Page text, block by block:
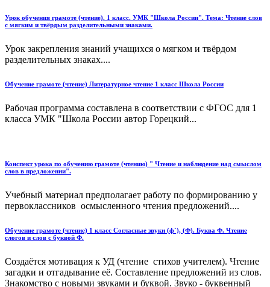
Урок обучения грамоте (чтение). 1 класс. УМК "Школа России". Тема: Чтение слов
с мягким и твёрдым разделительными знаками.
Урок закрепления знаний учащихся о мягком и твёрдом
разделительных знаках....
Обучение грамоте (чтение) Литературное чтение 1 класс Школа России
Рабочая программа составлена в соответствии с ФГОС для 1
класса УМК "Школа России автор Горецкий...
Конспект урока по обучению грамоте (чтению) " Чтение и наблюдение над смыслом
слов в предложении".
Учебный материал предполагает работу по формированию у
первоклассников осмысленного чтения предложений....
Обучение грамоте (чтение) 1 класс Согласные звуки (ф`), (Ф). Буква Ф. Чтение
слогов и слов с буквой Ф.
Создаётся мотивация к УД (чтение стихов учителем). Чтение
загадки и отгадывание её. Составление предложений из слов.
Знакомство с новыми звуками и буквой. Звуко - буквенный